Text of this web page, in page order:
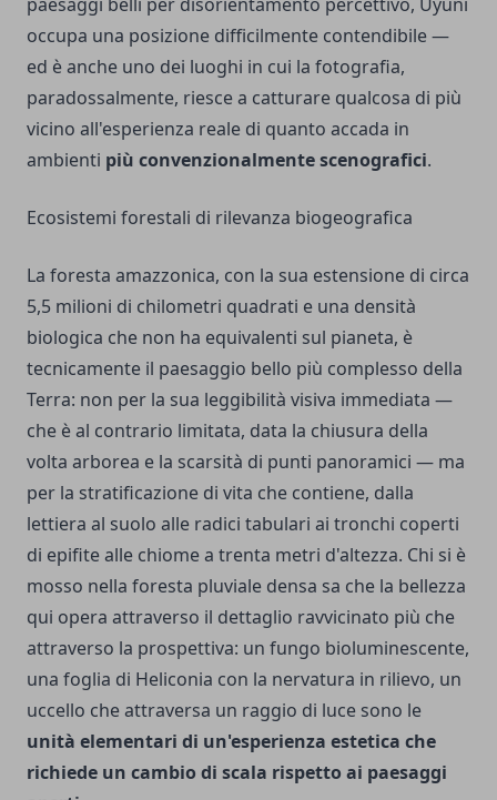
occupa una posizione difficilmente contendibile —
ed è anche uno dei luoghi in cui la fotografia,
paradossalmente, riesce a catturare qualcosa di più
vicino all'esperienza reale di quanto accada in
ambienti più convenzionalmente scenografici.
Ecosistemi forestali di rilevanza biogeografica
La foresta amazzonica, con la sua estensione di circa
5,5 milioni di chilometri quadrati e una densità
biologica che non ha equivalenti sul pianeta, è
tecnicamente il paesaggio bello più complesso della
Terra: non per la sua leggibilità visiva immediata —
che è al contrario limitata, data la chiusura della
volta arborea e la scarsità di punti panoramici — ma
per la stratificazione di vita che contiene, dalla
lettiera al suolo alle radici tabulari ai tronchi coperti
di epifite alle chiome a trenta metri d'altezza. Chi si è
mosso nella foresta pluviale densa sa che la bellezza
qui opera attraverso il dettaglio ravvicinato più che
attraverso la prospettiva: un fungo bioluminescente,
una foglia di Heliconia con la nervatura in rilievo, un
uccello che attraversa un raggio di luce sono le
unità elementari di un'esperienza estetica che
richiede un cambio di scala rispetto ai paesaggi